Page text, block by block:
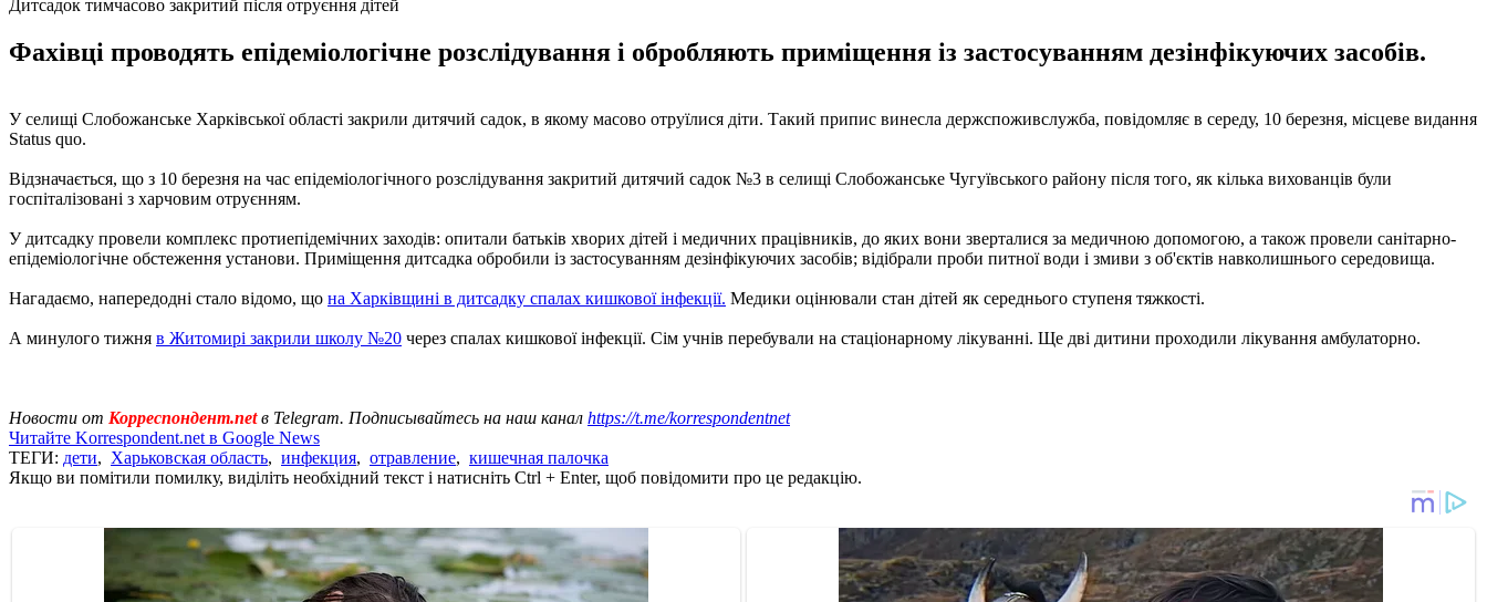
Дитсадок тимчасово закритий після отруєння дітей
Фахівці проводять епідеміологічне розслідування і обробляють приміщення із застосуванням дезінфікуючих засобів.
У селищі Слобожанське Харківської області закрили дитячий садок, в якому масово отруїлися діти. Такий припис винесла держспоживслужба, повідомляє в середу, 10 березня, місцеве видання
Status quo.
Відзначається, що з 10 березня на час епідеміологічного розслідування закритий дитячий садок №3 в селищі Слобожанське Чугуївського району після того, як кілька вихованців були
госпіталізовані з харчовим отруєнням.
У дитсадку провели комплекс протиепідемічних заходів: опитали батьків хворих дітей і медичних працівників, до яких вони зверталися за медичною допомогою, а також провели санітарно-
епідеміологічне обстеження установи. Приміщення дитсадка обробили із застосуванням дезінфікуючих засобів; відібрали проби питної води і змиви з об'єктів навколишнього середовища.
Нагадаємо, напередодні стало відомо, що на Харківщині в дитсадку спалах кишкової інфекції. Медики оцінювали стан дітей як середнього ступеня тяжкості.
А минулого тижня в Житомирі закрили школу №20 через спалах кишкової інфекції. Сім учнів перебували на стаціонарному лікуванні. Ще дві дитини проходили лікування амбулаторно.
Новости от Корреспондент.netв Telegram. Подписывайтесь на наш канал https://t.me/korrespondentnet
Читайте Korrespondent.net в Google News
ТЕГИ: дети, Харьковская область, инфекция, отравление, кишечная палочка
Якщо ви помітили помилку, виділіть необхідний текст і натисніть Ctrl + Enter, щоб повідомити про це редакцію.